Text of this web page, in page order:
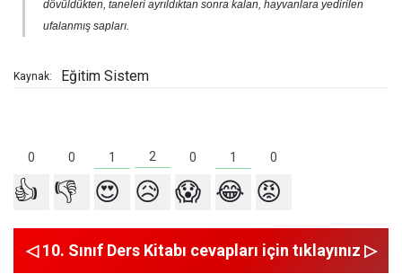
dövüldükten, taneleri ayrıldıktan sonra kalan, hayvanlara yedirilen
ufalanmış sapları.
Kaynak: Eğitim Sistem
0 0 1 2 0 1 0
👍 👎 😍 😥 😱 😂 😡
◁ 10. Sınıf Ders Kitabı cevapları için tıklayınız ▷